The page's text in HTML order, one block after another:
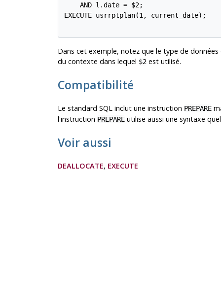
    AND l.date = $2;
EXECUTE usrrptplan(1, current_date);
Dans cet exemple, notez que le type de
du contexte dans lequel $2est utilisé.
Compatibilité
Le standard SQL inclut une instruction PREPARE
l'instruction PREPAREutilise aussi une syntaxe
Voir aussi
DEALLOCATE, EXECUTE